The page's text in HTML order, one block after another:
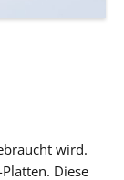
wird.
Diese